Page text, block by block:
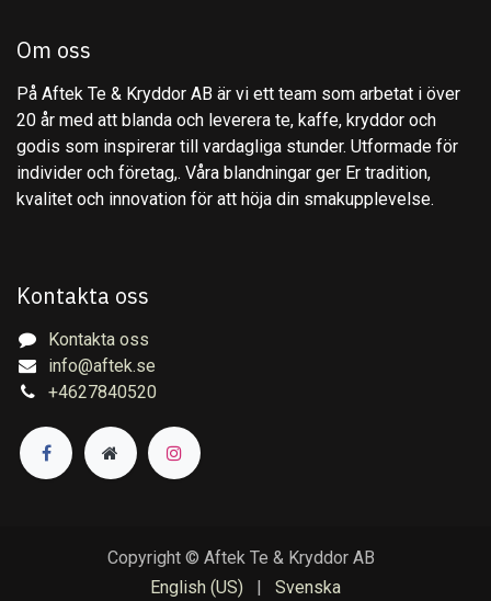
Om oss
På Aftek Te & Kryddor AB är vi ett team som arbetat i över
20 år med att blanda och leverera te, kaffe, kryddor och
godis som inspirerar till vardagliga stunder. Utformade för
individer och företag,. Våra blandningar ger Er tradition,
kvalitet och innovation för att höja din smakupplevelse.
Kontakta oss
Kontakta oss
info@aftek.se
+4627840520
Copyright © Aftek Te & Kryddor AB
English (US)
| Svenska